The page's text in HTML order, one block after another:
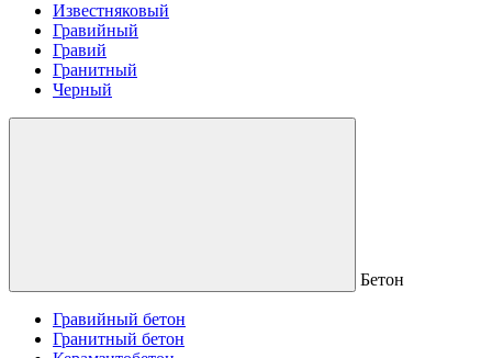
Известняковый
Гравийный
Гравий
Гранитный
Черный
Бетон
Гравийный бетон
Гранитный бетон